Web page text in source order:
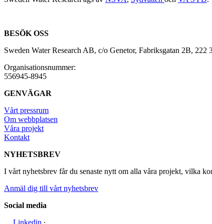
BESÖK OSS
Sweden Water Research AB, c/o Genetor, Fabriksgatan 2B, 222
Organisationsnummer:
556945-8945
GENVÄGAR
Vårt pressrum
Om webbplatsen
Våra projekt
Kontakt
NYHETSBREV
I vårt nyhetsbrev får du senaste nytt om alla våra projekt, vilka
Anmäl dig till vårt nyhetsbrev
Social media
Linkedin ∙